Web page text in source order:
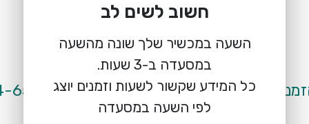
הזמנת מקום
תשרין תאני
דרך אריאל שרון 41, נוף הגליל
מקומות נא להתקשר למסעדה 04-6555789
חשוב לשים לב
השעה במכשיר שלך שונה מהשעה
כל המידע שקשור לשעות וזמנים יוצג
לפי השעה במסעדה